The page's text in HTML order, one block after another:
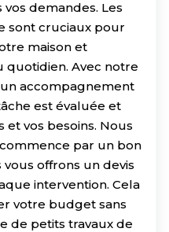
demandes. Les
sont cruciaux pour
maison et
Avec notre
accompagnement
est évaluée et
et vos besoins. Nous
par un bon
offrons un devis
intervention. Cela
votre budget sans
de petits travaux de